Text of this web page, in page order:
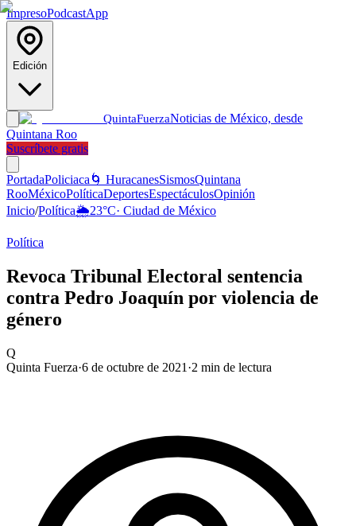
ImpresoPodcastApp
Edición
QuintaFuerzaNoticias de México, desde
Quintana Roo
Suscríbete gratis
PortadaPoliciaca 🌀 HuracanesSismosQuintana
RooMéxicoPolíticaDeportesEspectáculosOpinión
Inicio/Política🌦️23°C· Ciudad de México
Política
Revoca Tribunal Electoral sentencia
contra Pedro Joaquín por violencia de
género
Q
Quinta Fuerza·6 de octubre de 2021 ·2 min de lectura